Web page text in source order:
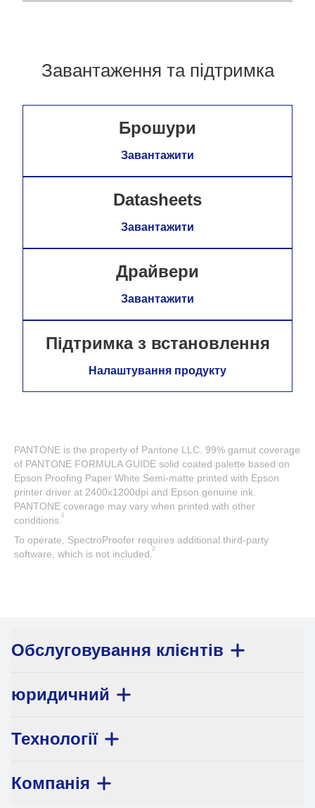
Завантаження та підтримка
Брошури
Завантажити
Datasheets
Завантажити
Драйвери
Завантажити
Підтримка з встановлення
Налаштування продукту
PANTONE is the property of Pantone LLC. 99% gamut coverage
of PANTONE FORMULA GUIDE solid coated palette based on
Epson Proofing Paper White Semi-matte printed with Epson
printer driver at 2400x1200dpi and Epson genuine ink.
PANTONE coverage may vary when printed with other
conditions. 1
To operate, SpectroProofer requires additional third-party
software, which is not included.2
Обслуговування клієнтів
юридичний
Технології
Компанія